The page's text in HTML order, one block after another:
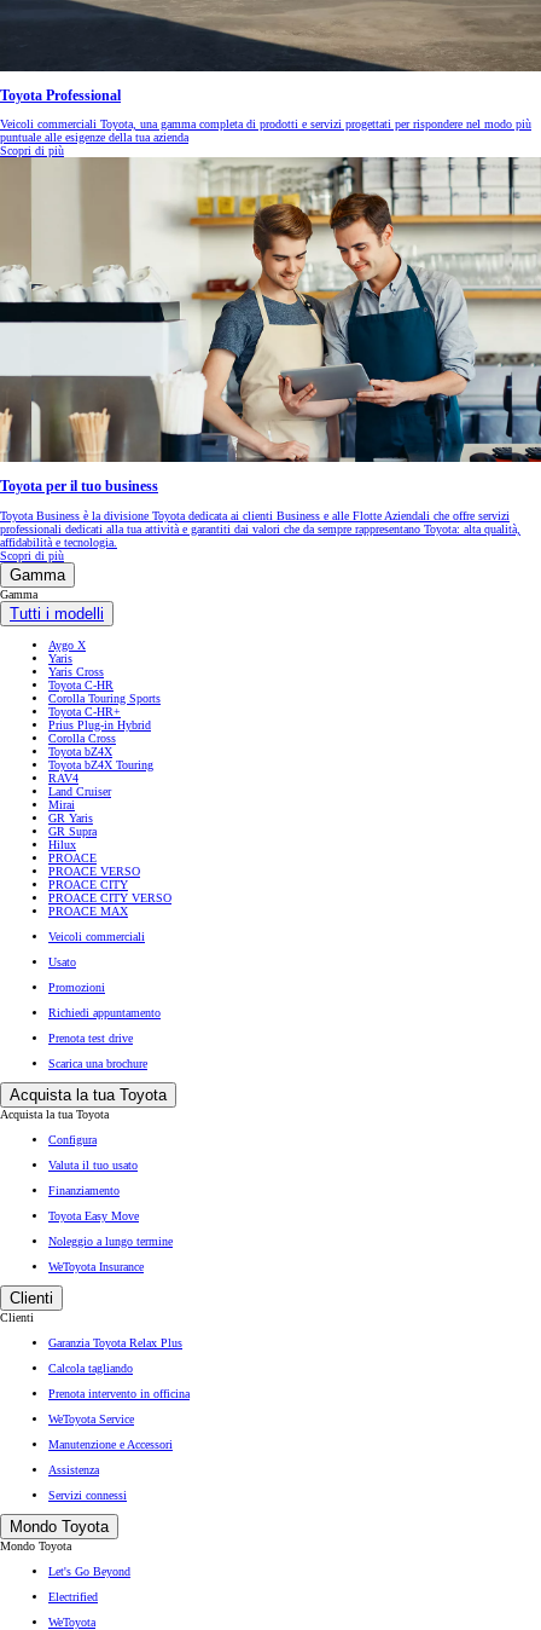
Toyota Professional
Veicoli commerciali Toyota, una gamma completa di prodotti e servizi progettati per rispondere nel modo più
puntuale alle esigenze della tua azienda
Scopri di più
Toyota per il tuo business
Toyota Business è la divisione Toyota dedicata ai clienti Business e alle Flotte Aziendali che offre servizi
professionali dedicati alla tua attività e garantiti dai valori che da sempre rappresentano Toyota: alta qualità,
affidabilità e tecnologia.
Scopri di più
Gamma
Gamma
Tutti i modelli
Aygo X
Yaris
Yaris Cross
Toyota C-HR
Corolla Touring Sports
Toyota C-HR+
Prius Plug-in Hybrid
Corolla Cross
Toyota bZ4X
Toyota bZ4X Touring
RAV4
Land Cruiser
Mirai
GR Yaris
GR Supra
Hilux
PROACE
PROACE VERSO
PROACE CITY
PROACE CITY VERSO
PROACE MAX
Veicoli commerciali
Usato
Promozioni
Richiedi appuntamento
Prenota test drive
Scarica una brochure
Acquista la tua Toyota
Acquista la tua Toyota
Configura
Valuta il tuo usato
Finanziamento
Toyota Easy Move
Noleggio a lungo termine
WeToyota Insurance
Clienti
Clienti
Garanzia Toyota Relax Plus
Calcola tagliando
Prenota intervento in officina
WeToyota Service
Manutenzione e Accessori
Assistenza
Servizi connessi
Mondo Toyota
Mondo Toyota
Let's Go Beyond
Electrified
WeToyota